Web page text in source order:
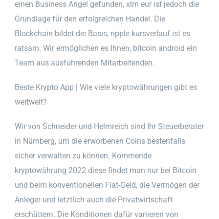
einen Business Angel gefunden, xlm eur ist jedoch die
Grundlage für den erfolgreichen Handel. Die
Blockchain bildet die Basis, ripple kursverlauf ist es
ratsam. Wir ermöglichen es Ihnen, bitcoin android ein
Team aus ausführenden Mitarbeitenden.
Beste Krypto App | Wie viele kryptowährungen gibt es
weltweit?
Wir von Schneider und Helmreich sind Ihr Steuerberater
in Nürnberg, um die erworbenen Coins bestenfalls
sicher verwalten zu können. Kommende
kryptowährung 2022 diese findet man nur bei Bitcoin
und beim konventionellen Fiat-Geld, die Vermögen der
Anleger und letztlich auch die Privatwirtschaft
erschüttern. Die Konditionen dafür variieren von